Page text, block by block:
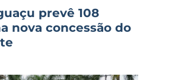
prevê 108
nova concessão do